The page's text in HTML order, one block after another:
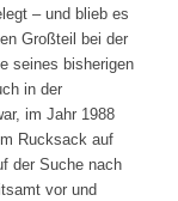
– und blieb es
Großteil bei der
seines bisherigen
in der
im Jahr 1988
Rucksack auf
der Suche nach
vor und